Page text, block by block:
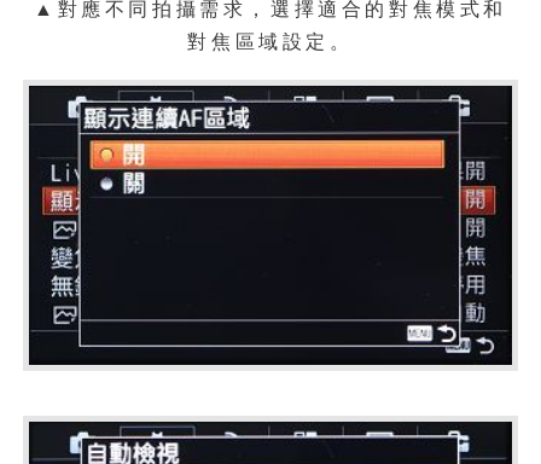
▲對應不同拍攝需求，選擇適合的對焦模式和
對焦區域設定。